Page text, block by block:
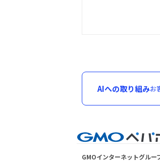
AIへの取り組みお
GMOインターネットグルー